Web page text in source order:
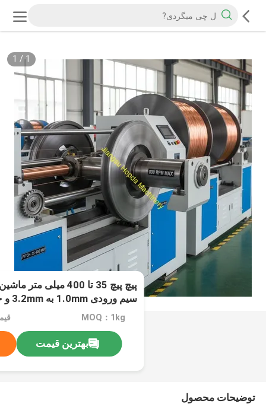
1
/
1
پیچ پیچ 35 تا 400
سرعت چرخش کمان
MOQ：1kg
بهترین قیمت
توضیحات محصول